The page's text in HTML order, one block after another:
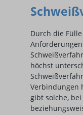
Durch die
höchst
Verbindungen
gibt solche,